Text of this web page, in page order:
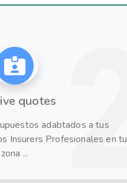
quotes
adabtados a tus
Insurers Profesionales en tu
zona ...